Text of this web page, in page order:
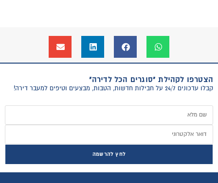
הצטרפו לקהילת "סוגרים הכל לדירה"
קבלו עדכונים 24/7 על חבילות חדשות, הטבות, מבצעים וטיפים למעבר דירה!
לחץ להרשמה